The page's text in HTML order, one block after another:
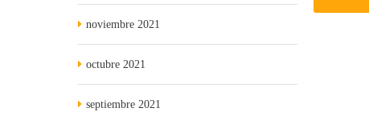
noviembre 2021
octubre 2021
septiembre 2021